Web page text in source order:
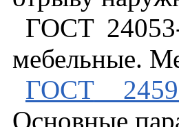
ГОСТ24053
мебельные.
ГОСТ
Основные